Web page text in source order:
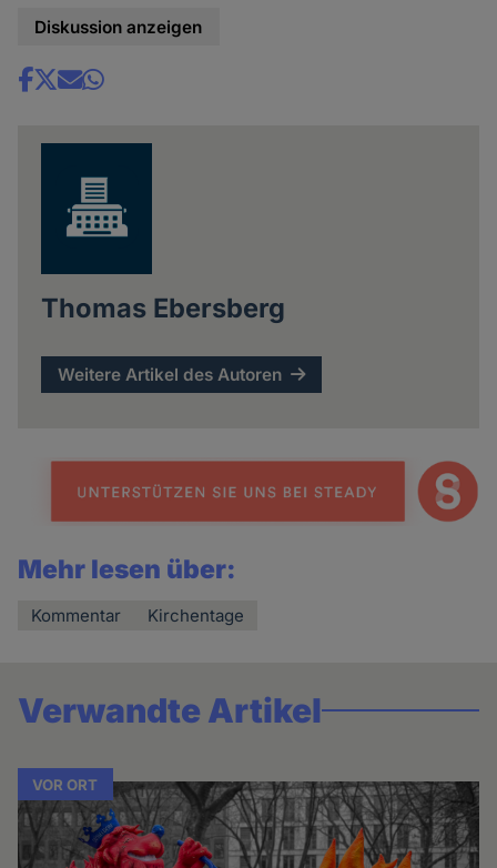
Diskussion anzeigen
Share
Thomas Ebersberg
Weitere Artikel des Autoren
Mehr lesen über:
Kommentar Kirchentage
Verwandte Artikel
VOR ORT